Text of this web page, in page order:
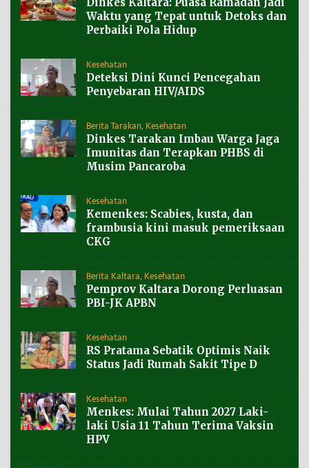
Waktu yang Tepat untuk Detoks dan
Perbaiki Pola Hidup
Kesehatan
Deteksi Dini Kunci Pencegahan
Penyebaran HIV/AIDS
Berita Tarakan Kesehatan
Dinkes Tarakan Imbau Warga Jaga
Imunitas dan Terapkan PHBS di
Musim Pancaroba
Kesehatan
Kemenkes: Scabies, kusta, dan
frambusia kini masuk pemeriksaan
CKG
Berita Kaltara Kesehatan
Pemprov Kaltara Dorong Perluasan
PBI-JK APBN
Kesehatan
RS Pratama Sebatik Optimis Naik
Status Jadi Rumah Sakit Tipe D
Kesehatan
Menkes: Mulai Tahun 2027 Laki-
laki Usia 11 Tahun Terima Vaksin
HPV